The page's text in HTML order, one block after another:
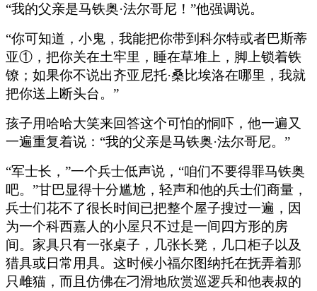
“我的父亲是马铁奥·法尔哥尼！”他强调说。
“你可知道，小鬼，我能把你带到科尔特或者巴斯蒂
亚①，把你关在土牢里，睡在草堆上，脚上锁着铁
镣；如果你不说出齐亚尼托·桑比埃洛在哪里，我就
把你送上断头台。”
孩子用哈哈大笑来回答这个可怕的恫吓，他一遍又
一遍重复着说：“我的父亲是马铁奥·法尔哥尼。”
“军士长，”一个兵士低声说，“咱们不要得罪马铁奥
吧。”甘巴显得十分尴尬，轻声和他的兵士们商量，
兵士们花不了很长时间已把整个屋子搜过一遍，因
为一个科西嘉人的小屋只不过是一间四方形的房
间。家具只有一张桌子，几张长凳，几口柜子以及
猎具或日常用具。这时候小福尔图纳托在抚弄着那
只雌猫，而且仿佛在刁滑地欣赏巡逻兵和他表叔的